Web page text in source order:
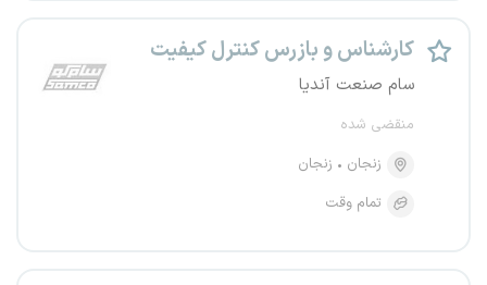
کارشناس و بازرس کنترل کیفیت
سام صنعت آندیا
منقضی شده
زنجان
زنجان
تمام وقت